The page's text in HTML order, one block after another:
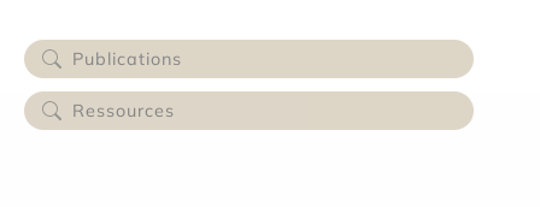
Catégories (Search)
Publications
Ressources